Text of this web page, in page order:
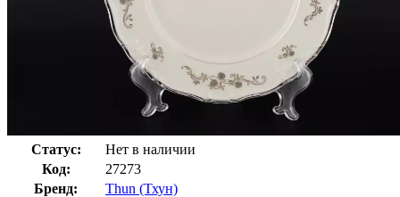
Статус:
Нет в наличии
Код:
27273
Бренд:
Thun (Тхун)